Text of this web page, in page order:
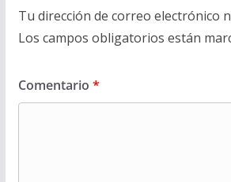
Tu dirección de correo electrónico
Los campos obligatorios están
Comentario *